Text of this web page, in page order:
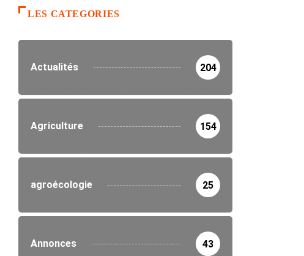
LES CATEGORIES
Actualités 204
Agriculture 154
agroécologie 25
Annonces 43